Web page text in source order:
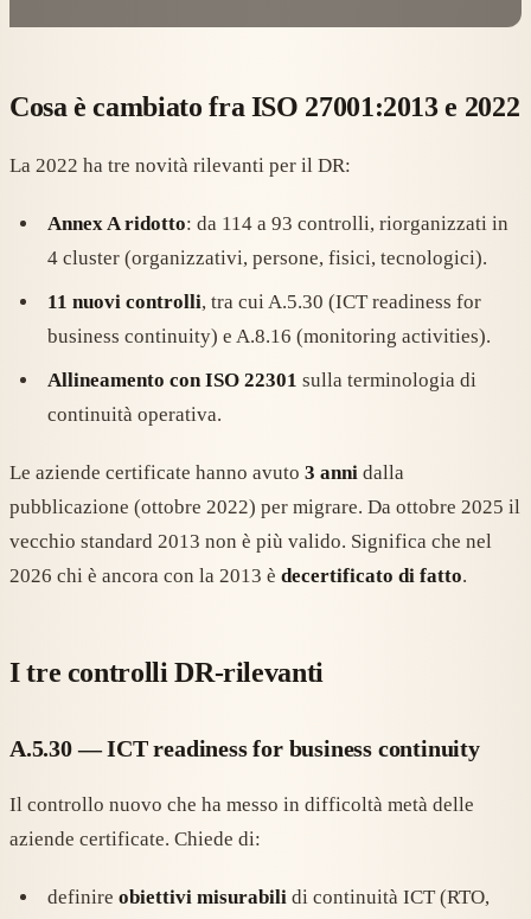
Cosa è cambiato fra ISO 27001:2013 e 2022
La 2022 ha tre novità rilevanti per il DR:
Annex A ridotto: da 114 a 93 controlli, riorganizzati in
4 cluster (organizzativi, persone, fisici, tecnologici).
11 nuovi controlli, tra cui A.5.30 (ICT readiness for
business continuity) e A.8.16 (monitoring activities).
Allineamento con ISO 22301 sulla terminologia di
continuità operativa.
Le aziende certificate hanno avuto 3 anni dalla
pubblicazione (ottobre 2022) per migrare. Da ottobre 2025 il
vecchio standard 2013 non è più valido. Significa che nel
2026 chi è ancora con la 2013 è decertificato di fatto.
I tre controlli DR-rilevanti
A.5.30 — ICT readiness for business continuity
Il controllo nuovo che ha messo in difficoltà metà delle
aziende certificate. Chiede di:
definire obiettivi misurabili di continuità ICT (RTO,